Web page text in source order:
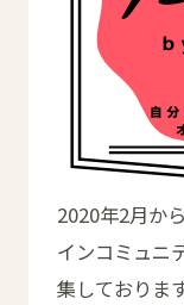
2020年2月か
インコミュニ
集しております